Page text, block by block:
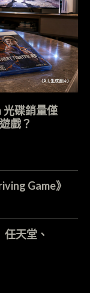
碟銷量僅
戲？
Game》
天堂、